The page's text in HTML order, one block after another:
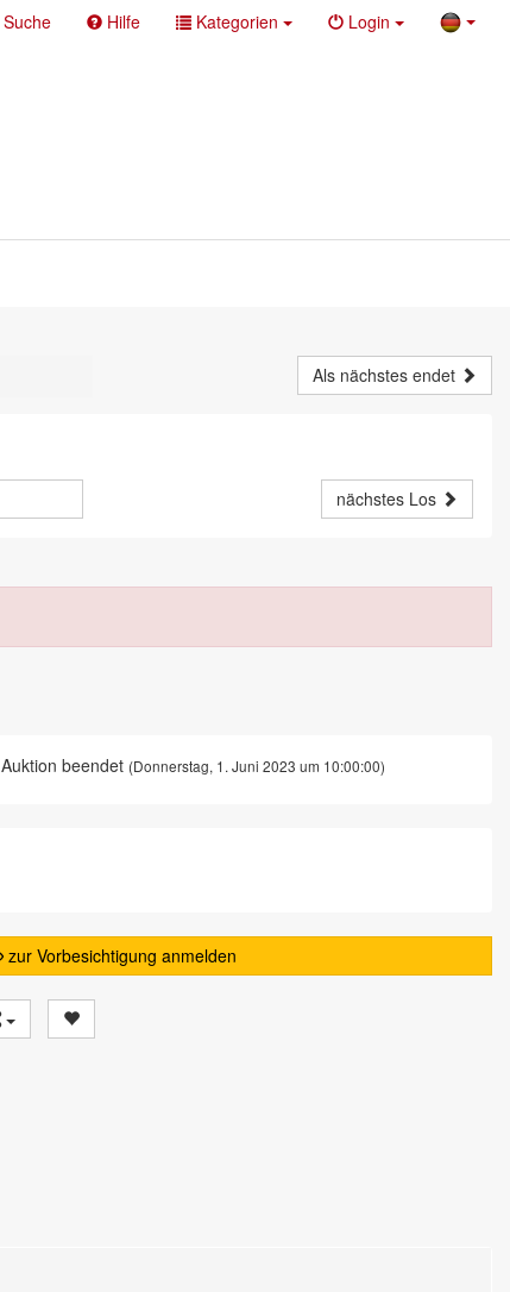
Suche Hilfe Kategorien Login
Als nächstes endet
nächstes Los
Auktion beendet (Donnerstag, 1. Juni 2023 um 10:00:00)
zur Vorbesichtigung anmelden